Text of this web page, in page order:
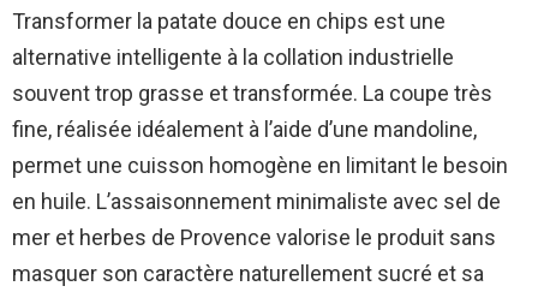
Transformer la patate douce en chips est une
alternative intelligente à la collation industrielle
souvent trop grasse et transformée. La coupe très
fine, réalisée idéalement à l’aide d’une mandoline,
permet une cuisson homogène en limitant le besoin
en huile. L’assaisonnement minimaliste avec sel de
mer et herbes de Provence valorise le produit sans
masquer son caractère naturellement sucré et sa